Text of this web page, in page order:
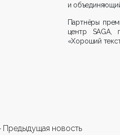
и
Партнёры
центр SAGA,
«Хороший
Предыдущая новость